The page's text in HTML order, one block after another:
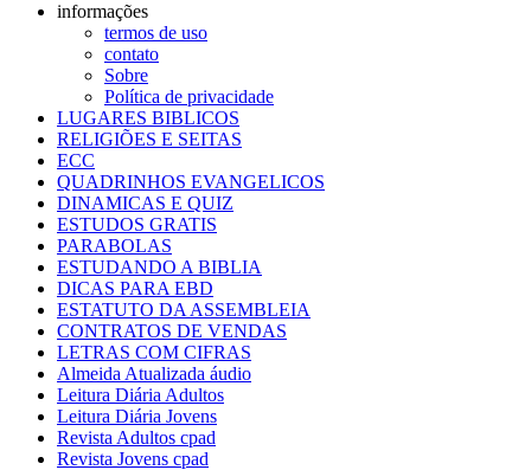
informações
termos de uso
contato
Sobre
Política de privacidade
LUGARES BIBLICOS
RELIGIÕES E SEITAS
ECC
QUADRINHOS EVANGELICOS
DINAMICAS E QUIZ
ESTUDOS GRATIS
PARABOLAS
ESTUDANDO A BIBLIA
DICAS PARA EBD
ESTATUTO DA ASSEMBLEIA
CONTRATOS DE VENDAS
LETRAS COM CIFRAS
Almeida Atualizada áudio
Leitura Diária Adultos
Leitura Diária Jovens
Revista Adultos cpad
Revista Jovens cpad